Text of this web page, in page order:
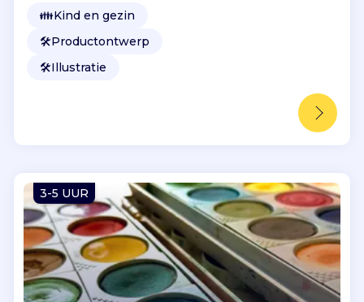
👪Kind en gezin
🛠️Productontwerp
🛠️Illustratie
3-5 UUR